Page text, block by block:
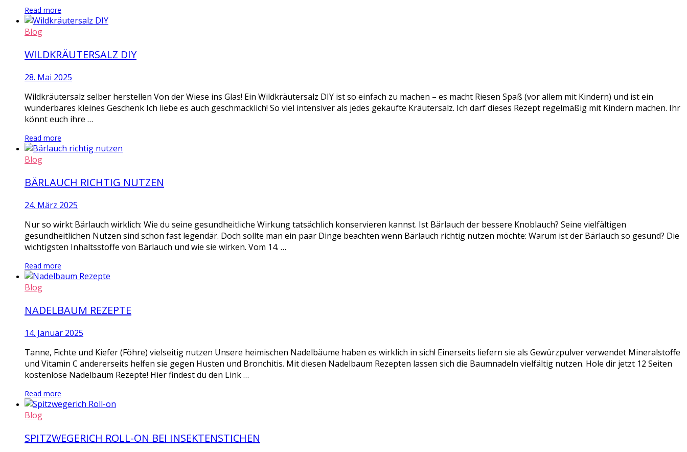
Read more
Blog
WILDKRÄUTERSALZ DIY
28. Mai 2025
Wildkräutersalz selber herstellen Von der Wiese ins Glas! Ein Wildkräutersalz DIY ist so einfach zu machen – es macht Riesen Spaß (vor allem mit Kindern) und ist ein
wunderbares kleines Geschenk Ich liebe es auch geschmacklich! So viel intensiver als jedes gekaufte Kräutersalz. Ich darf dieses Rezept regelmäßig mit Kindern machen. Ihr
könnt euch ihre …
Read more
Blog
BÄRLAUCH RICHTIG NUTZEN
24. März 2025
Nur so wirkt Bärlauch wirklich: Wie du seine gesundheitliche Wirkung tatsächlich konservieren kannst. Ist Bärlauch der bessere Knoblauch? Seine vielfältigen
gesundheitlichen Nutzen sind schon fast legendär. Doch sollte man ein paar Dinge beachten wenn Bärlauch richtig nutzen möchte: Warum ist der Bärlauch so gesund? Die
wichtigsten Inhaltsstoffe von Bärlauch und wie sie wirken. Vom 14. …
Read more
Blog
NADELBAUM REZEPTE
14. Januar 2025
Tanne, Fichte und Kiefer (Föhre) vielseitig nutzen Unsere heimischen Nadelbäume haben es wirklich in sich! Einerseits liefern sie als Gewürzpulver verwendet Mineralstoffe
und Vitamin C andererseits helfen sie gegen Husten und Bronchitis. Mit diesen Nadelbaum Rezepten lassen sich die Baumnadeln vielfältig nutzen. Hole dir jetzt 12 Seiten
kostenlose Nadelbaum Rezepte! Hier findest du den Link …
Read more
Blog
SPITZWEGERICH ROLL-ON BEI INSEKTENSTICHEN